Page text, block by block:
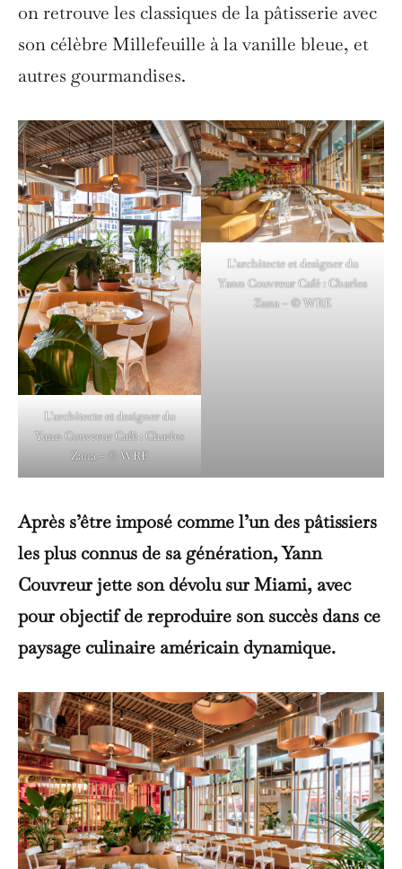
on retrouve les classiques de la pâtisserie avec
son célèbre Millefeuille à la vanille bleue, et
autres gourmandises.
L’architecte et designer du
Yann Couvreur Café : Charles
Zana – © WRE
L’architecte et designer du
Yann Couvreur Café : Charles
Zana – © WRE
Après s’être imposé comme l’un des pâtissiers
les plus connus de sa génération, Yann
Couvreur jette son dévolu sur Miami, avec
pour objectif de reproduire son succès dans ce
paysage culinaire américain dynamique.